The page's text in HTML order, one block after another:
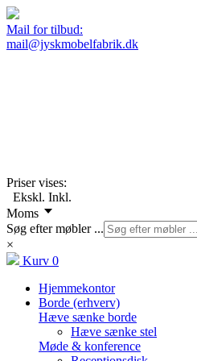
Mail for tilbud:
mail@jyskmobelfabrik.dk
Priser vises:
Ekskl. Inkl.
Moms
Søg efter møbler ...
×
Kurv 0
Hjemmekontor
Borde (erhverv)
Hæve sænke borde
Hæve sænke stel
Møde & konference